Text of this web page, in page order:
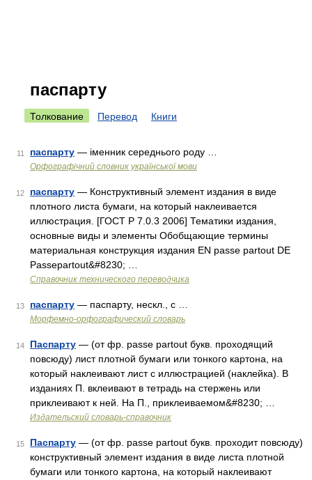
паспарту
Толкование Перевод Книги
11 паспарту — іменник середнього роду …
Орфографічний словник української мови
12 паспарту — Конструктивный элемент издания в виде
плотного листа бумаги, на который наклеивается
иллюстрация. [ГОСТ Р 7.0.3 2006] Тематики издания,
основные виды и элементы Обобщающие термины
материальная конструкция издания EN passe partout DE
Passepartout&#8230; …
Справочник технического переводчика
13 паспарту — паспарту, нескл., с …
Морфемно-орфографический словарь
14 Паспарту — (от фр. passe partout букв. проходящий
повсюду) лист плотной бумаги или тонкого картона, на
который наклеивают лист с иллюстрацией (наклейка). В
изданиях П. вклеивают в тетрадь на стержень или
приклеивают к ней. На П., приклеиваемом&#8230; …
Издательский словарь-справочник
15 Паспарту — (от фр. passe partout букв. проходит повсюду)
конструктивный элемент издания в виде листа плотной
бумаги или тонкого картона, на который наклеивают